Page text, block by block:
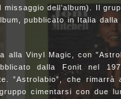
dell’album). Il
pubblicato in Italia dalla
alla Vinyl Magic, con
dalla Fonit nel
”Astrolabio”, che rimarrà
cimentarsi con due